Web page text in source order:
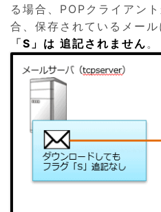
る場合、POPクライアン
合、保存されているメー
「S」は 追記されません。